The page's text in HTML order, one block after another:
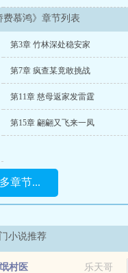
费慕鸿》章节列表
第3章 竹林深处稳安家
第7章 疯查某竟敢挑战
第11章 慈母返家发雷霆
第15章 翩翩又飞来一凤
章节...
小说推荐
乐天哥
村医